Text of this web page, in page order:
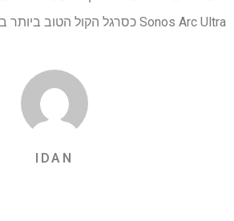
Sonos Arc Ultra כסרגל הקול הטוב ביותר בשנת 2025.
IDAN